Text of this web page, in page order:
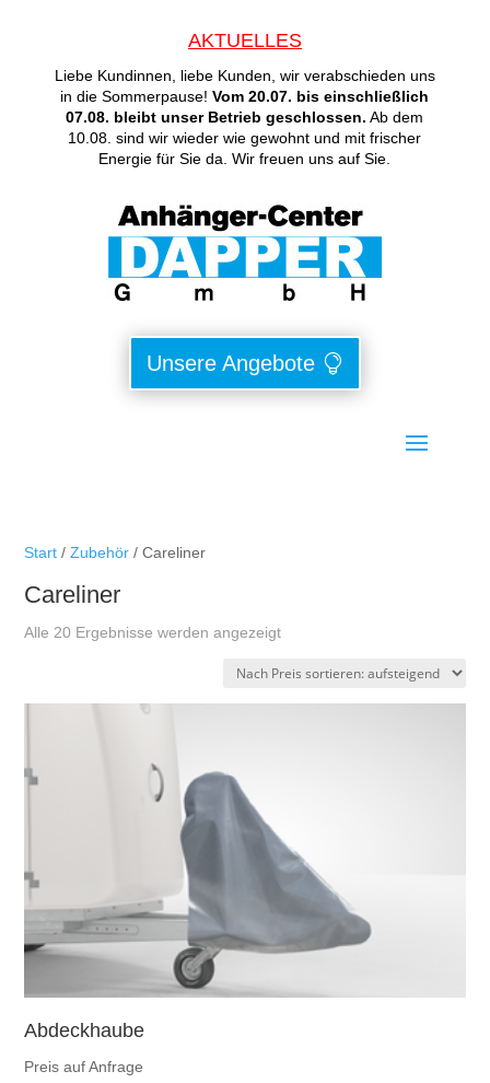
AKTUELLES
Liebe Kundinnen, liebe Kunden, wir verabschieden uns
in die Sommerpause!Vom 20.07. bis einschließlich
07.08. bleibt unser Betrieb geschlossen. Ab dem
10.08. sind wir wieder wie gewohnt und mit frischer
Energie für Sie da. Wir freuen uns auf Sie.
Unsere Angebote
Start /Zubehör / Careliner
Careliner
Alle 20 Ergebnisse werden angezeigtNach
sortiert:
Abdeckhaube
Preis auf Anfrage